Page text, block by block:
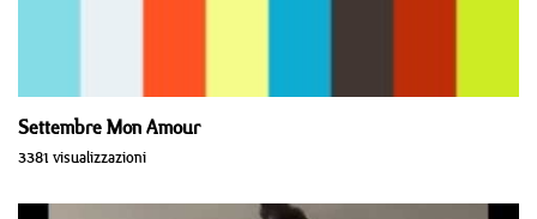
Settembre Mon Amour
3381 visualizzazioni